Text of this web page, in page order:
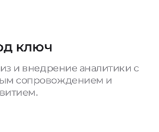
ключ
и внедрение аналитики с
сопровождением и